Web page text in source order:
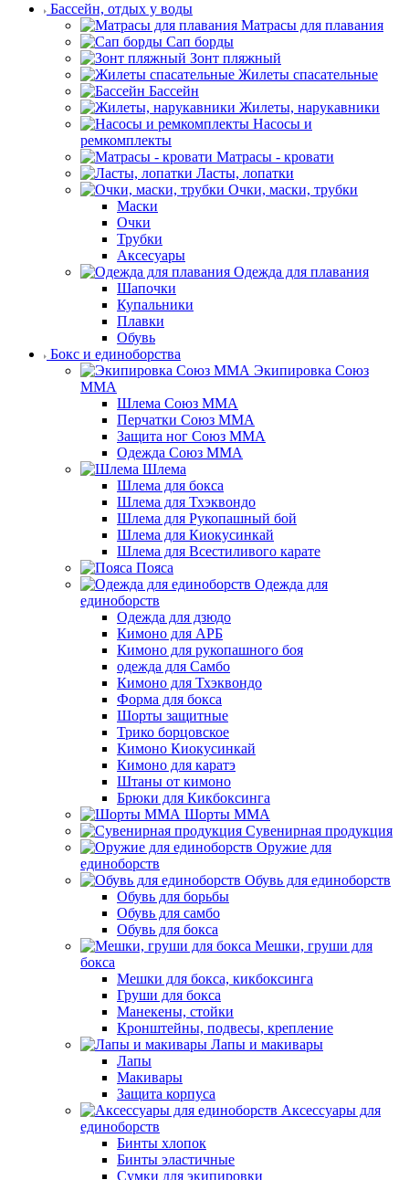
Бассейн, отдых у воды
Матрасы для плавания
Сап борды
Зонт пляжный
Жилеты спасательные
Бассейн
Жилеты, нарукавники
Насосы и
ремкомплекты
Матрасы - кровати
Ласты, лопатки
Очки, маски, трубки
Маски
Очки
Трубки
Аксесуары
Одежда для плавания
Шапочки
Купальники
Плавки
Обувь
Бокс и единоборства
Экипировка Союз
ММА
Шлема Союз ММА
Перчатки Союз ММА
Защита ног Союз ММА
Одежда Союз ММА
Шлема
Шлема для бокса
Шлема для Тхэквондо
Шлема для Рукопашный бой
Шлема для Киокусинкай
Шлема для Всестиливого карате
Пояса
Одежда для
единоборств
Одежда для дзюдо
Кимоно для АРБ
Кимоно для рукопашного боя
одежда для Самбо
Кимоно для Тхэквондо
Форма для бокса
Шорты защитные
Трико борцовское
Кимоно Киокусинкай
Кимоно для каратэ
Штаны от кимоно
Брюки для Кикбоксинга
Шорты ММА
Сувенирная продукция
Оружие для
единоборств
Обувь для единоборств
Обувь для борьбы
Обувь для самбо
Обувь для бокса
Мешки, груши для
бокса
Мешки для бокса, кикбоксинга
Груши для бокса
Манекены, стойки
Кронштейны, подвесы, крепление
Лапы и макивары
Лапы
Макивары
Защита корпуса
Аксессуары для
единоборств
Бинты хлопок
Бинты эластичные
Сумки для экипировки